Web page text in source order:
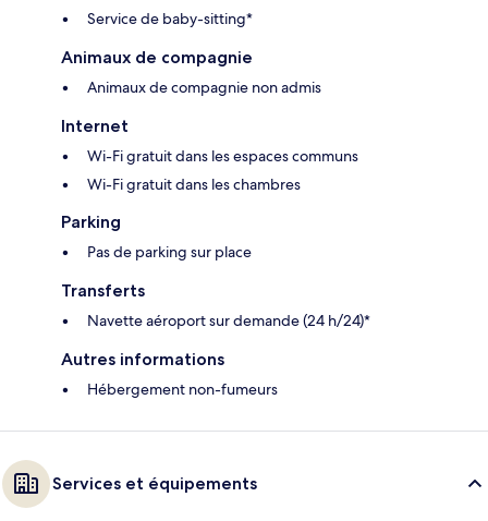
Service de baby-sitting*
Animaux de compagnie
Animaux de compagnie non admis
Internet
Wi-Fi gratuit dans les espaces communs
Wi-Fi gratuit dans les chambres
Parking
Pas de parking sur place
Transferts
Navette aéroport sur demande (24 h/24)*
Autres informations
Hébergement non-fumeurs
Services et équipements